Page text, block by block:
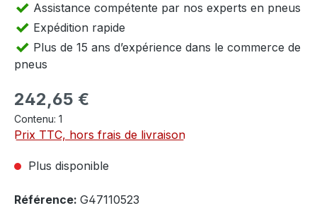
Assistance compétente par nos experts en pneus
Expédition rapide
Plus de 15 ans d’expérience dans le commerce de
pneus
Prix régulier :
242,65 €
Contenu: 1
Prix TTC, hors frais de livraison
Plus disponible
Référence: G47110523